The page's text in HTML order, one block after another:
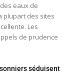
eaux de
plupart des sites
Les
de prudence
séduisent